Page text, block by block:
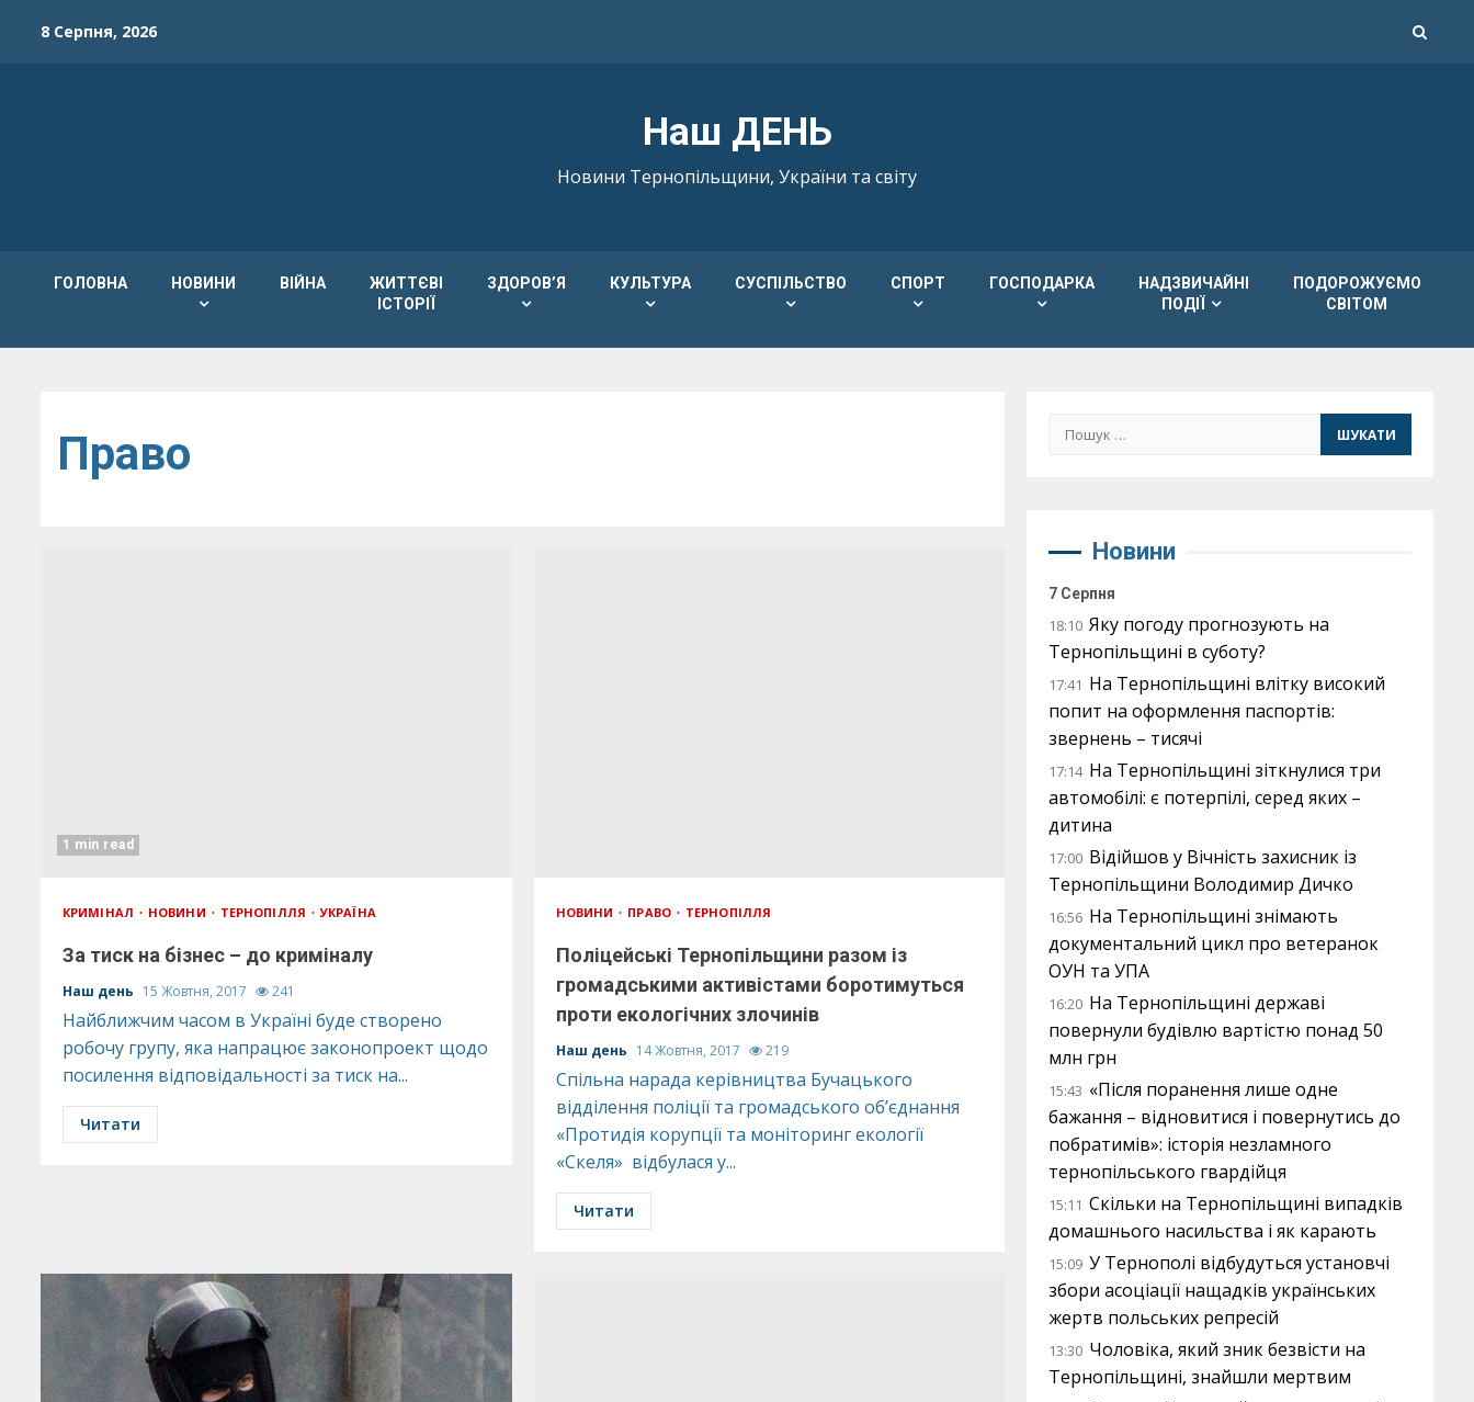
8 Серпня, 2026
Наш ДЕНЬ
Новини Тернопільщини, України та світу
ГОЛОВНА НОВИНИ ВІЙНА
ЖИТТЄВІ
ІСТОРІЇ
ЗДОРОВ’Я КУЛЬТУРА СУСПІЛЬСТВО СПОРТ ГОСПОДАРКА
НАДЗВИЧАЙНІ
ПОДІЇ
ПОДОРОЖУЄМО
СВІТОМ
Право
1 min read
КРИМІНАЛ НОВИНИ ТЕРНОПІЛЛЯ УКРАЇНА
За тиск на бізнес – до криміналу
Наш день 15 Жовтня, 2017 241
Найближчим часом в Україні буде створено
робочу групу, яка напрацює законопроект щодо
посилення відповідальності за тиск на...
Читати
НОВИНИ ПРАВО ТЕРНОПІЛЛЯ
Поліцейські Тернопільщини разом із
громадськими активістами боротимуться
проти екологічних злочинів
Наш день 14 Жовтня, 2017 219
Спільна нарада керівництва Бучацького
відділення поліції та громадського об’єднання
«Протидія корупції та моніторинг екології
«Скеля» відбулася у...
Читати
Пошук:
Новини
7 Серпня
18:10 Яку погоду прогнозують на
Тернопільщині в суботу?
17:41 На Тернопільщині влітку високий
попит на оформлення паспортів:
звернень – тисячі
17:14 На Тернопільщині зіткнулися три
автомобілі: є потерпілі, серед яких –
дитина
17:00 Відійшов у Вічність захисник із
Тернопільщини Володимир Дичко
16:56 На Тернопільщині знімають
документальний цикл про ветеранок
ОУН та УПА
16:20 На Тернопільщині державі
повернули будівлю вартістю понад 50
млн грн
15:43 «Після поранення лише одне
бажання – відновитися і повернутись до
побратимів»: історія незламного
тернопільського гвардійця
15:11 Скільки на Тернопільщині випадків
домашнього насильства і як карають
15:09 У Тернополі відбудуться установчі
збори асоціації нащадків українських
жертв польських репресій
13:30 Чоловіка, який зник безвісти на
Тернопільщині, знайшли мертвим